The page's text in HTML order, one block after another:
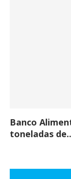
Banco
toneladas